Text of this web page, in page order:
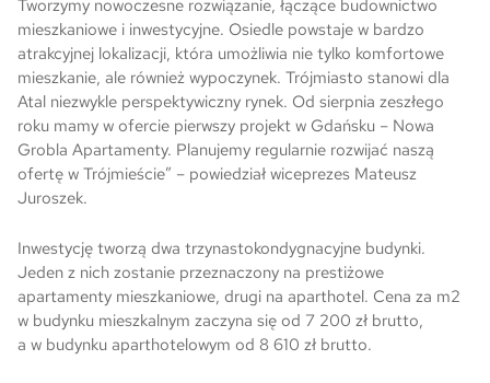
Tworzymy nowoczesne rozwiązanie, łączące budownictwo
mieszkaniowe i inwestycyjne. Osiedle powstaje w bardzo
atrakcyjnej lokalizacji, która umożliwia nie tylko komfortowe
mieszkanie, ale również wypoczynek. Trójmiasto stanowi dla
Atal niezwykle perspektywiczny rynek. Od sierpnia zeszłego
roku mamy w ofercie pierwszy projekt w Gdańsku – Nowa
Grobla Apartamenty. Planujemy regularnie rozwijać naszą
ofertę w Trójmieście” – powiedział wiceprezes Mateusz
Juroszek.
Inwestycję tworzą dwa trzynastokondygnacyjne budynki.
Jeden z nich zostanie przeznaczony na prestiżowe
apartamenty mieszkaniowe, drugi na aparthotel. Cena za m2
w budynku mieszkalnym zaczyna się od 7 200 zł brutto,
a w budynku aparthotelowym od 8 610 zł brutto.